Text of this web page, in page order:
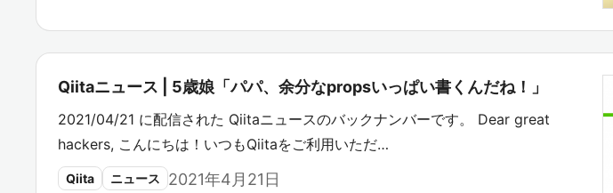
Qiitaニュース | 5歳娘「パパ、余分なpropsいっぱい書くんだね！」
2021/04/21 に配信された Qiitaニュースのバックナンバーです。 Dear great
hackers, こんにちは！いつもQiitaをご利用いただ…
Qiita ニュース 2021年4月21日